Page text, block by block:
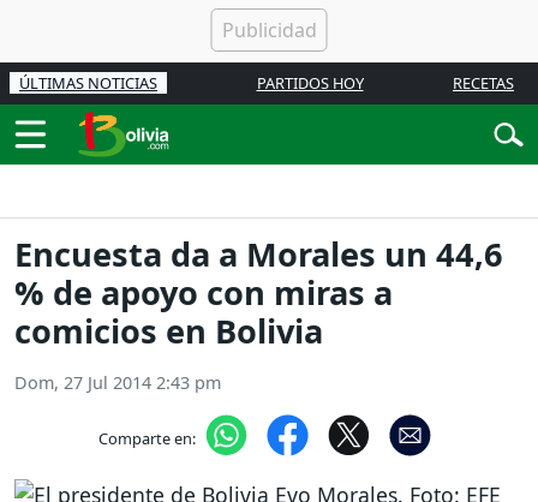
ÚLTIMAS NOTICIAS PARTIDOS HOY RECETAS
Encuesta da a Morales un 44,6
% de apoyo con miras a
comicios en Bolivia
Dom, 27 Jul 2014 2:43 pm
Comparte en: